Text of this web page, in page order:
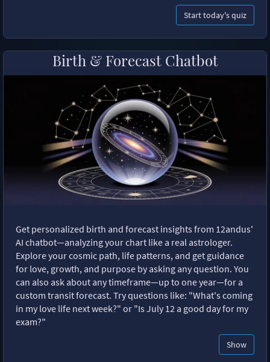
Start today's quiz
Birth & Forecast Chatbot
Get personalized birth and forecast insights from 12andus'
AI chatbot—analyzing your chart like a real astrologer.
Explore your cosmic path, life patterns, and get guidance
for love, growth, and purpose by asking any question. You
can also ask about any timeframe—up to one year—for a
custom transit forecast. Try questions like: "What's coming
in my love life next week?" or "Is July 12 a good day for my
exam?"
Show